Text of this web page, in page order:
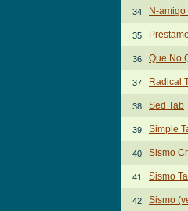
34. N-amigo
35.
36. Que No
37. Radical
38. Sed Tab
39. Simple
40. Sismo
41. Sismo
42. Sismo